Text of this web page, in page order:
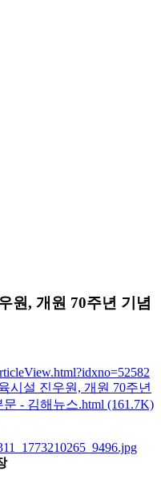
원, 개원 70주년 기념
시설 진우원, 개원 70주년
- 김해뉴스.html (161.7K)